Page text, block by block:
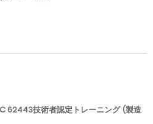
62443技術者認定トレーニング (製造